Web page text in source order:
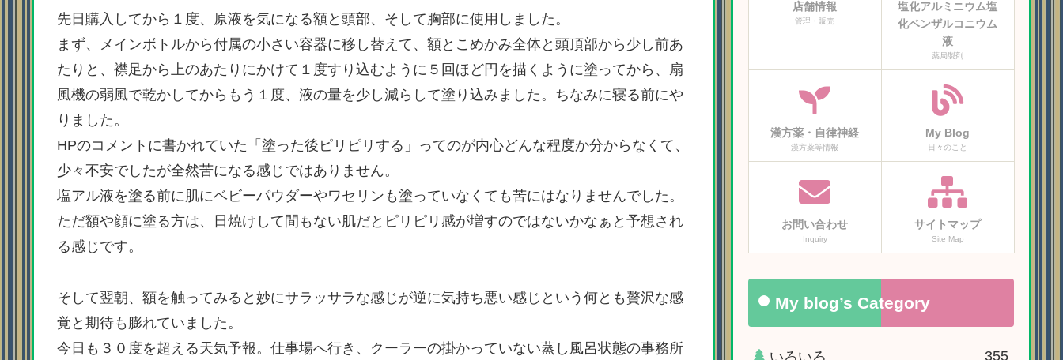
先日購入してから１度、原液を気になる額と頭部、そして胸部に使用しました。
まず、メインボトルから付属の小さい容器に移し替えて、額とこめかみ全体と頭頂部から少し前あ
たりと、襟足から上のあたりにかけて１度すり込むように５回ほど円を描くように塗ってから、扇
風機の弱風で乾かしてからもう１度、液の量を少し減らして塗り込みました。ちなみに寝る前にや
りました。
HPのコメントに書かれていた「塗った後ピリピリする」ってのが内心どんな程度か分からなくて、
少々不安でしたが全然苦になる感じではありません。
塩アル液を塗る前に肌にベビーパウダーやワセリンも塗っていなくても苦にはなりませんでした。
ただ額や顔に塗る方は、日焼けして間もない肌だとピリピリ感が増すのではないかなぁと予想され
る感じです。
そして翌朝、額を触ってみると妙にサラッサラな感じが逆に気持ち悪い感じという何とも贅沢な感
覚と期待も膨れていました。
今日も３０度を超える天気予報。仕事場へ行き、クーラーの掛かっていない蒸し風呂状態の事務所
店舗情報
管理・販売
塩化アルミニウム塩
化ベンザルコニウム
液
薬局製剤
漢方薬・自律神経
漢方薬等情報
My Blog
日々のこと
お問い合わせ
Inquiry
サイトマップ
Site Map
My blog’s Category
いろいろ 355